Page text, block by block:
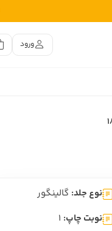
ورود
نوع جلد: گالینگور
نوبت چاپ: 1